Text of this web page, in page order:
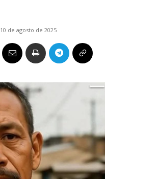
10 de agosto de 2025